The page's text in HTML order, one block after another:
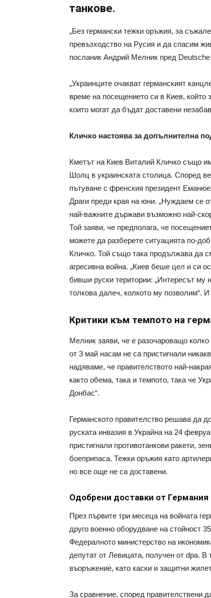
танкове.
„Без германски тежки оръжия, за
превъзходство на Русия и да спасим
посланик Андрий Мелник пред
„Украинците очакват германският
време на посещението си в Киев, който
които могат да бъдат доставени
Кличко настоява за допълнителна
Кметът на Киев Виталий Кличко също
Шолц в украинската столица. Според
пътуване с френския президент
Драги преди края на юни. „Нуждаем се
най-важните държави възможно най-
Той заяви, че предполага, че
можете да разберете ситуацията по-
Кличко. Той също така продължава да
агресивна война. „Киев беше цел и си
бивши руски територии: „Интересът
толкова далеч, колкото му позволим“.
Критики към темпото на
Мелник заяви, че е разочароващо
от 3 май насам не са пристигнали
надяваме, че правителството най-
както обема, така и темпото, така че
Донбас“.
Германското правителство решава да
руската инвазия в Украйна на 24
пристигнали противотанкови ракети,
боеприпаса. Тежки оръжия като
но все още не са доставени.
Одобрени доставки от
През първите три месеца на войната
друго военно оборудване на стойност
Федералното министерство на
депутат от Левицата, получен от dpa.
въоръжение, като каски и защитни
За сравнение, според правителствени